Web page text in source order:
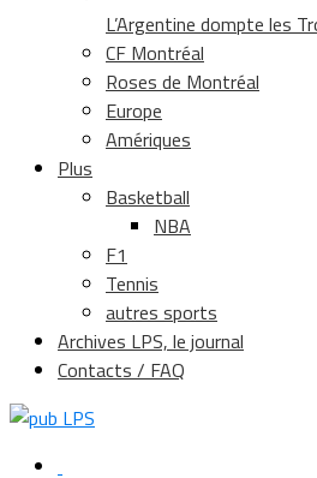
L’Argentine dompte les
CF Montréal
Roses de Montréal
Europe
Amériques
Plus
Basketball
NBA
F1
Tennis
autres sports
Archives LPS, le journal
Contacts / FAQ